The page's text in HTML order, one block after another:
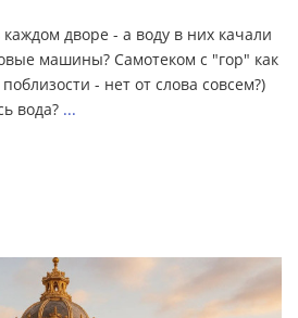
дворе - а воду в них качали
машины? Самотеком с "гор" как
- нет от слова совсем?)
вода? ...